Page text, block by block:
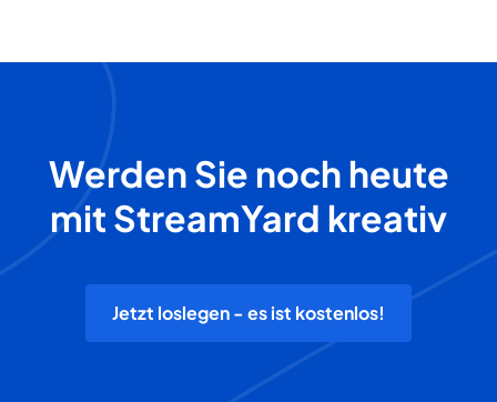
Werden Sie noch heute
mit StreamYard kreativ
Jetzt loslegen - es ist kostenlos!